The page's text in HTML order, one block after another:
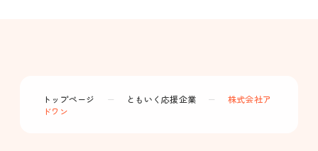
トップページ ー ともいく応援企業 ー
株式会社ア
ドワン